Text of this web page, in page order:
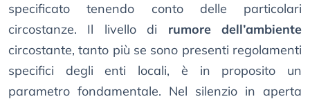
specificato tenendo conto delle particolari
circostanze. Il livello di rumore dell’ambiente
circostante, tanto più se sono presenti regolamenti
specifici degli enti locali, è in proposito un
parametro fondamentale. Nel silenzio in aperta